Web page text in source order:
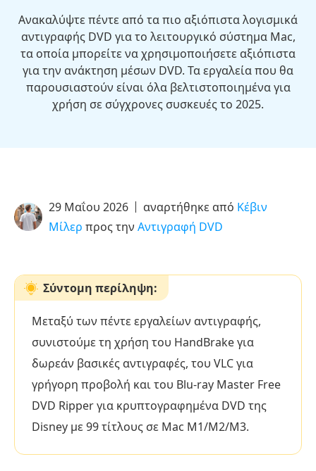
Ανακαλύψτε πέντε από τα πιο αξιόπιστα λογισμικά
αντιγραφής DVD για το λειτουργικό σύστημα Mac,
τα οποία μπορείτε να χρησιμοποιήσετε αξιόπιστα
για την ανάκτηση μέσων DVD. Τα εργαλεία που θα
παρουσιαστούν είναι όλα βελτιστοποιημένα για
χρήση σε σύγχρονες συσκευές το 2025.
29 Μαΐου 2026 αναρτήθηκε από Κέβιν
Μίλερ προς την Αντιγραφή DVD
Σύντομη περίληψη:
Μεταξύ των πέντε εργαλείων αντιγραφής,
συνιστούμε τη χρήση του HandBrake για
δωρεάν βασικές αντιγραφές, του VLC για
γρήγορη προβολή και του Blu-ray Master Free
DVD Ripper για κρυπτογραφημένα DVD της
Disney με 99 τίτλους σε Mac M1/M2/M3.